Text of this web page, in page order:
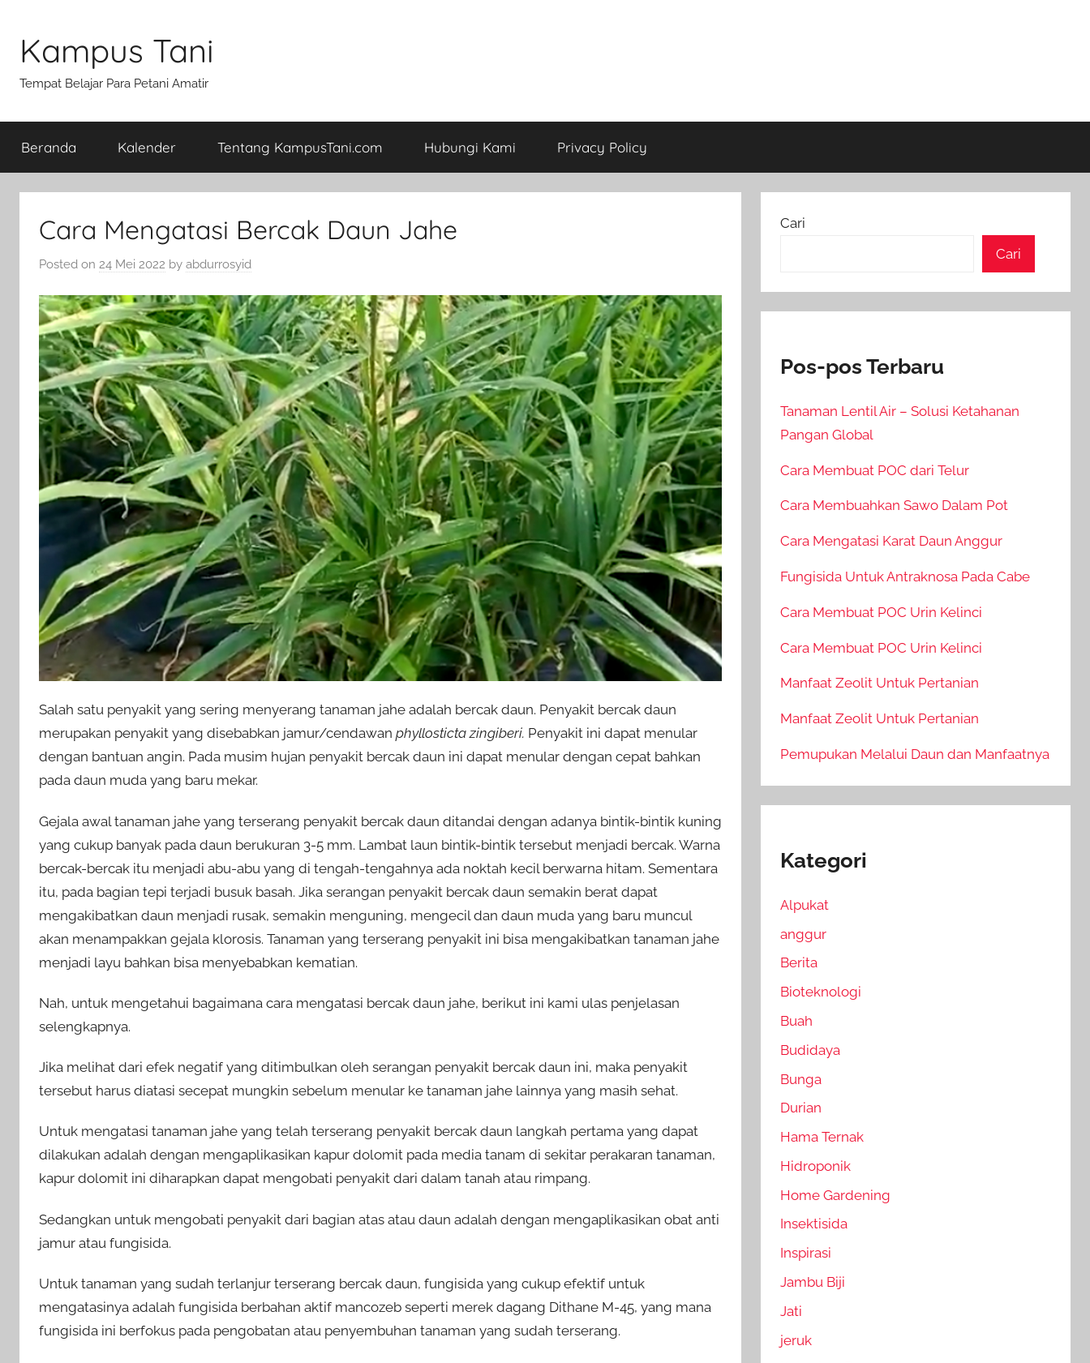
content
Kampus Tani
Tempat Belajar Para Petani Amatir
Beranda Kalender Tentang KampusTani.com Hubungi Kami Privacy Policy
Cara Mengatasi Bercak Daun Jahe
Posted on 24 Mei 2022 by abdurrosyid
Salah satu penyakit yang sering menyerang tanaman jahe adalah bercak daun. Penyakit bercak daun
merupakan penyakit yang disebabkan jamur/cendawan phyllosticta zingiberi. Penyakit ini dapat menular
dengan bantuan angin. Pada musim hujan penyakit bercak daun ini dapat menular dengan cepat bahkan
pada daun muda yang baru mekar.
Gejala awal tanaman jahe yang terserang penyakit bercak daun ditandai dengan adanya bintik-bintik kuning
yang cukup banyak pada daun berukuran 3-5 mm. Lambat laun bintik-bintik tersebut menjadi bercak. Warna
bercak-bercak itu menjadi abu-abu yang di tengah-tengahnya ada noktah kecil berwarna hitam. Sementara
itu, pada bagian tepi terjadi busuk basah. Jika serangan penyakit bercak daun semakin berat dapat
mengakibatkan daun menjadi rusak, semakin menguning, mengecil dan daun muda yang baru muncul
akan menampakkan gejala klorosis. Tanaman yang terserang penyakit ini bisa mengakibatkan tanaman jahe
menjadi layu bahkan bisa menyebabkan kematian.
Nah, untuk mengetahui bagaimana cara mengatasi bercak daun jahe, berikut ini kami ulas penjelasan
selengkapnya.
Jika melihat dari efek negatif yang ditimbulkan oleh serangan penyakit bercak daun ini, maka penyakit
tersebut harus diatasi secepat mungkin sebelum menular ke tanaman jahe lainnya yang masih sehat.
Untuk mengatasi tanaman jahe yang telah terserang penyakit bercak daun langkah pertama yang dapat
dilakukan adalah dengan mengaplikasikan kapur dolomit pada media tanam di sekitar perakaran tanaman,
kapur dolomit ini diharapkan dapat mengobati penyakit dari dalam tanah atau rimpang.
Sedangkan untuk mengobati penyakit dari bagian atas atau daun adalah dengan mengaplikasikan obat anti
jamur atau fungisida.
Untuk tanaman yang sudah terlanjur terserang bercak daun, fungisida yang cukup efektif untuk
mengatasinya adalah fungisida berbahan aktif mancozeb seperti merek dagang Dithane M-45, yang mana
fungisida ini berfokus pada pengobatan atau penyembuhan tanaman yang sudah terserang.
Cari
Cari
Pos-pos Terbaru
Tanaman Lentil Air – Solusi Ketahanan
Pangan Global
Cara Membuat POC dari Telur
Cara Membuahkan Sawo Dalam Pot
Cara Mengatasi Karat Daun Anggur
Fungisida Untuk Antraknosa Pada Cabe
Cara Membuat POC Urin Kelinci
Cara Membuat POC Urin Kelinci
Manfaat Zeolit Untuk Pertanian
Manfaat Zeolit Untuk Pertanian
Pemupukan Melalui Daun dan Manfaatnya
Kategori
Alpukat
anggur
Berita
Bioteknologi
Buah
Budidaya
Bunga
Durian
Hama Ternak
Hidroponik
Home Gardening
Insektisida
Inspirasi
Jambu Biji
Jati
jeruk